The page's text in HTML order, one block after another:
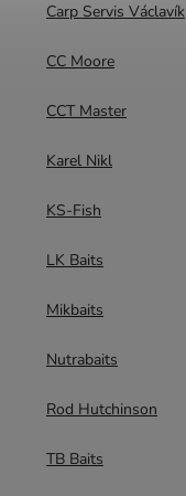
Carp Servis Václavík
CC Moore
CCT Master
Karel Nikl
KS-Fish
LK Baits
Mikbaits
Nutrabaits
Rod Hutchinson
TB Baits